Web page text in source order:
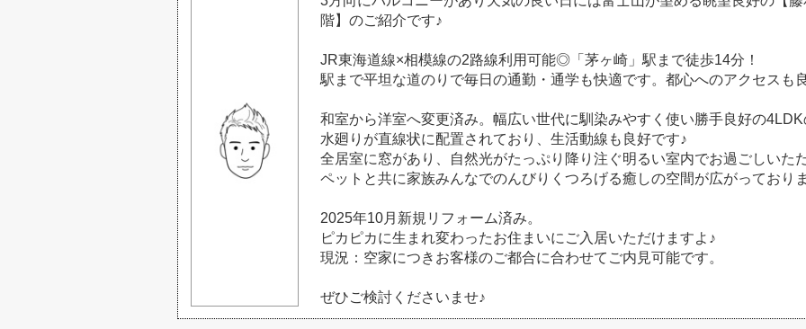
階】のご紹介です♪
JR東海道線×相模線の2路線利用可能◎「茅ヶ崎」駅まで徒歩14分！
駅まで平坦な道のりで毎日の通勤・通学も快適です。都心へのアクセスも
和室から洋室へ変更済み。幅広い世代に馴染みやすく使い勝手良好の
水廻りが直線状に配置されており、生活動線も良好です♪
全居室に窓があり、自然光がたっぷり降り注ぐ明るい室内でお過ごしいた
ペットと共に家族みんなでのんびりくつろげる癒しの空間が広がっており
2025年10月新規リフォーム済み。
ピカピカに生まれ変わったお住まいにご入居いただけますよ♪
現況：空家につきお客様のご都合に合わせてご内見可能です。
ぜひご検討くださいませ♪